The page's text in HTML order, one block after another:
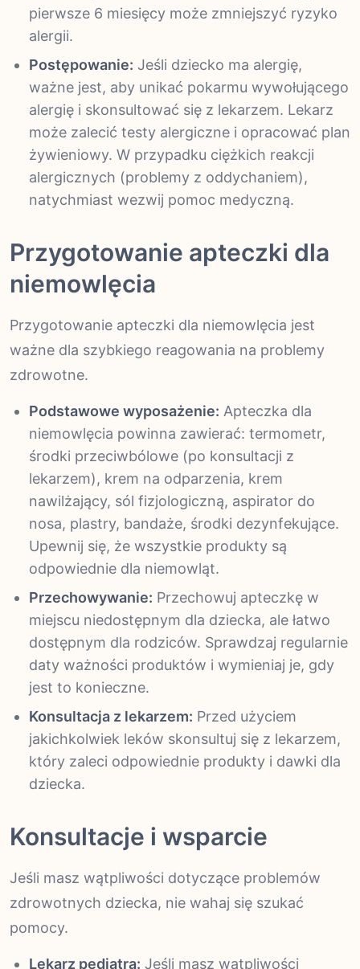
pierwsze 6 miesięcy może zmniejszyć ryzyko
alergii.
Postępowanie: Jeśli dziecko ma alergię,
ważne jest, aby unikać pokarmu wywołującego
alergię i skonsultować się z lekarzem. Lekarz
może zalecić testy alergiczne i opracować plan
żywieniowy. W przypadku ciężkich reakcji
alergicznych (problemy z oddychaniem),
natychmiast wezwij pomoc medyczną.
Przygotowanie apteczki dla
niemowlęcia
Przygotowanie apteczki dla niemowlęcia jest
ważne dla szybkiego reagowania na problemy
zdrowotne.
Podstawowe wyposażenie: Apteczka dla
niemowlęcia powinna zawierać: termometr,
środki przeciwbólowe (po konsultacji z
lekarzem), krem na odparzenia, krem
nawilżający, sól fizjologiczną, aspirator do
nosa, plastry, bandaże, środki dezynfekujące.
Upewnij się, że wszystkie produkty są
odpowiednie dla niemowląt.
Przechowywanie: Przechowuj apteczkę w
miejscu niedostępnym dla dziecka, ale łatwo
dostępnym dla rodziców. Sprawdzaj regularnie
daty ważności produktów i wymieniaj je, gdy
jest to konieczne.
Konsultacja z lekarzem: Przed użyciem
jakichkolwiek leków skonsultuj się z lekarzem,
który zaleci odpowiednie produkty i dawki dla
dziecka.
Konsultacje i wsparcie
Jeśli masz wątpliwości dotyczące problemów
zdrowotnych dziecka, nie wahaj się szukać
pomocy.
Lekarz pediatra: Jeśli masz wątpliwości